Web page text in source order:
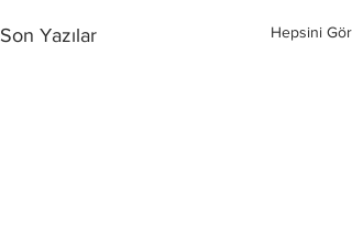
Son Yazılar Hepsini Gör